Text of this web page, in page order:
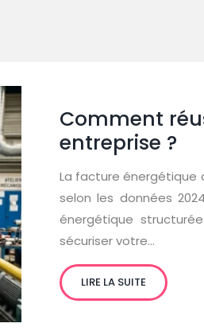
Comment
entreprise ?
La facture énergétique
selon les données
énergétique
sécuriser votre…
LIRE LA SUITE